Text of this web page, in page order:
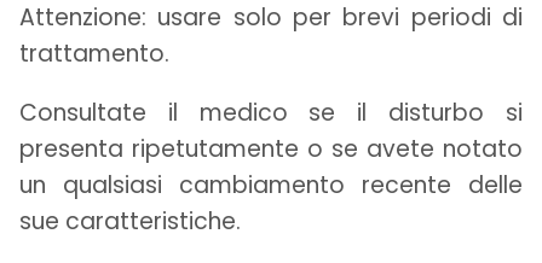
Attenzione: usare solo per brevi periodi di
trattamento.
Consultate il medico se il disturbo si
presenta ripetutamente o se avete notato
un qualsiasi cambiamento recente delle
sue caratteristiche.